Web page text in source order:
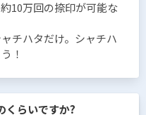
10万回の捺印が可能な
チハタだけ。シャチハ
！
くらいですか?